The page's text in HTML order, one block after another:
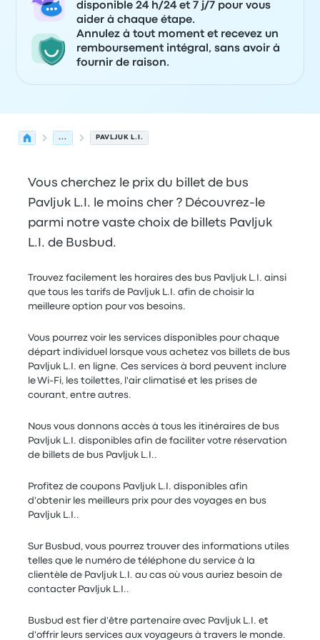
disponible 24 h/24 et 7 j/7 pour vous
aider à chaque étape.
Annulez à tout moment et recevez un
remboursement intégral, sans avoir à
fournir de raison.
... PAVLJUK L.I.
Vous cherchez le prix du billet de bus
Pavljuk L.I. le moins cher ? Découvrez-le
parmi notre vaste choix de billets Pavljuk
L.I. de Busbud.
Trouvez facilement les horaires des bus Pavljuk L.I. ainsi
que tous les tarifs de Pavljuk L.I. afin de choisir la
meilleure option pour vos besoins.
Vous pourrez voir les services disponibles pour chaque
départ individuel lorsque vous achetez vos billets de bus
Pavljuk L.I. en ligne. Ces services à bord peuvent inclure
le Wi-Fi, les toilettes, l'air climatisé et les prises de
courant, entre autres.
Nous vous donnons accès à tous les itinéraires de bus
Pavljuk L.I. disponibles afin de faciliter votre réservation
de billets de bus Pavljuk L.I..
Profitez de coupons Pavljuk L.I. disponibles afin
d'obtenir les meilleurs prix pour des voyages en bus
Pavljuk L.I..
Sur Busbud, vous pourrez trouver des informations utiles
telles que le numéro de téléphone du service à la
clientèle de Pavljuk L.I. au cas où vous auriez besoin de
contacter Pavljuk L.I..
Busbud est fier d'être partenaire avec Pavljuk L.I. et
d'offrir leurs services aux voyageurs à travers le monde.